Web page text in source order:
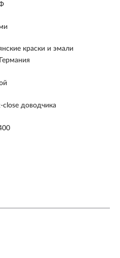
краски и эмали
доводчика